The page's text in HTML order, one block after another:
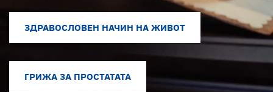
ЗДРАВОСЛОВЕН НАЧИН НА ЖИВОТ
ГРИЖА ЗА ПРОСТАТАТА